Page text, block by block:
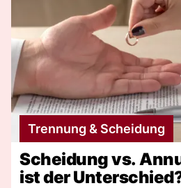
Trennung & Scheidung
Scheidung vs.
ist der